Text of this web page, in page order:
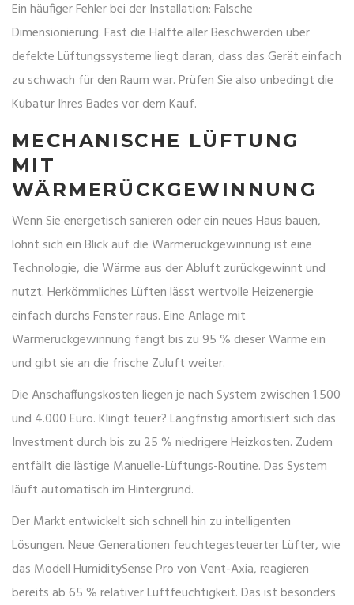
Ein häufiger Fehler bei der Installation: Falsche
Dimensionierung. Fast die Hälfte aller Beschwerden über
defekte Lüftungssysteme liegt daran, dass das Gerät einfach
zu schwach für den Raum war. Prüfen Sie also unbedingt die
Kubatur Ihres Bades vor dem Kauf.
MECHANISCHE LÜFTUNG
MIT
WÄRMERÜCKGEWINNUNG
Wenn Sie energetisch sanieren oder ein neues Haus bauen,
lohnt sich ein Blick auf dieWärmerückgewinnungisteine
Technologie, die Wärme aus der Abluft zurückgewinnt und
nutzt. Herkömmliches Lüften lässt wertvolle Heizenergie
einfach durchs Fenster raus. Eine Anlage mit
Wärmerückgewinnung fängt bis zu 95 % dieser Wärme ein
und gibt sie an die frische Zuluft weiter.
Die Anschaffungskosten liegen je nach System zwischen 1.500
und 4.000 Euro. Klingt teuer? Langfristig amortisiert sich das
Investment durch bis zu 25 % niedrigere Heizkosten. Zudem
entfällt die lästige Manuelle-Lüftungs-Routine. Das System
läuft automatisch im Hintergrund.
Der Markt entwickelt sich schnell hin zu intelligenten
Lösungen. Neue Generationen feuchtegesteuerter Lüfter, wie
das Modell HumiditySense Pro von Vent-Axia, reagieren
bereits ab 65 % relativer Luftfeuchtigkeit. Das ist besonders